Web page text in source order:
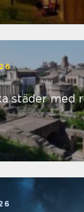
städer med